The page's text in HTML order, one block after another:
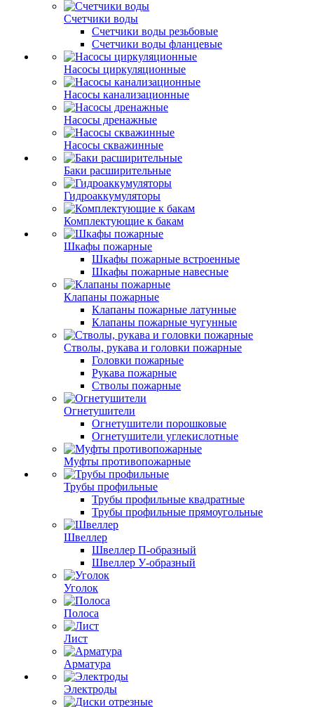
Счетчики воды
Счетчики воды резьбовые
Счетчики воды фланцевые
Насосы циркуляционные
Насосы канализационные
Насосы дренажные
Насосы скважинные
Баки расширительные
Гидроаккумуляторы
Комплектующие к бакам
Шкафы пожарные
Шкафы пожарные встроенные
Шкафы пожарные навесные
Клапаны пожарные
Клапаны пожарные латунные
Клапаны пожарные чугунные
Стволы, рукава и головки пожарные
Головки пожарные
Рукава пожарные
Стволы пожарные
Огнетушители
Огнетушители порошковые
Огнетушители углекислотные
Муфты противопожарные
Трубы профильные
Трубы профильные квадратные
Трубы профильные прямоугольные
Швеллер
Швеллер П-образный
Швеллер У-образный
Уголок
Полоса
Лист
Арматура
Электроды